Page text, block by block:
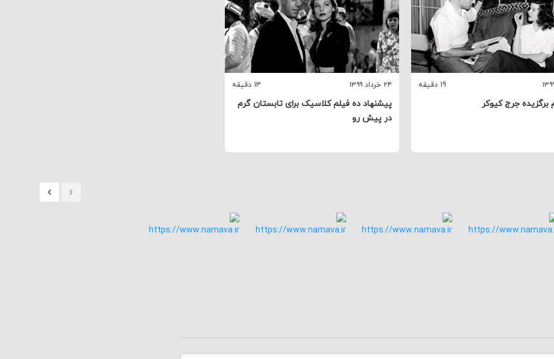
19 دقیقه
برگزیده جرج کیوکر
۲۴ خرداد ۱۳۹۹ 13 دقیقه
پیشنهاد ده فیلم کلاسیک برای تابستان گرم
در پیش رو